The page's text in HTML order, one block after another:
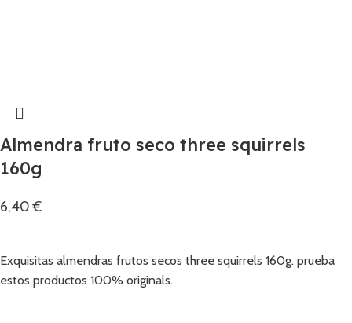
Almendra fruto seco three squirrels
160g
6,40€
Exquisitas almendras frutos secos three squirrels 160g. prueba
estos productos 100% originals.